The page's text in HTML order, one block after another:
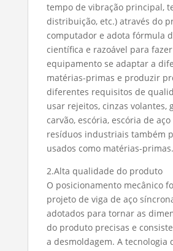
tempo de vibração principal,
distribuição, etc.) através do
computador e adota fórmula
científica e razoável para
equipamento se adaptar a
matérias-primas e produzir
diferentes requisitos de
usar rejeitos, cinzas volantes,
carvão, escória, escória de
resíduos industriais também
usados ​​como matérias-primas.
2.Alta qualidade do produto
O posicionamento mecânico
projeto de viga de aço
adotados para tornar as
do produto precisas e
a desmoldagem. A tecnologia